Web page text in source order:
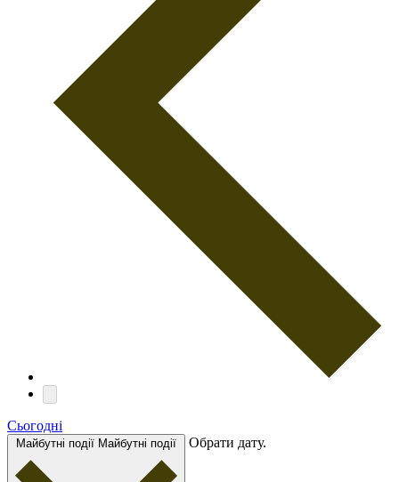
Сьогодні
Майбутні події Майбутні події Обрати дату.